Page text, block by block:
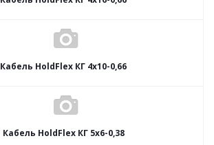
Кабель HoldFlex КГ 4x10-0,66
Кабель HoldFlex КГ 5x6-0,38